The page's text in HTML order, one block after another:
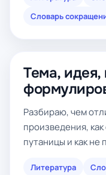
Словарь
Тема, идея,
Разбираю, чем
произведения,
путаницы и как не
Литература